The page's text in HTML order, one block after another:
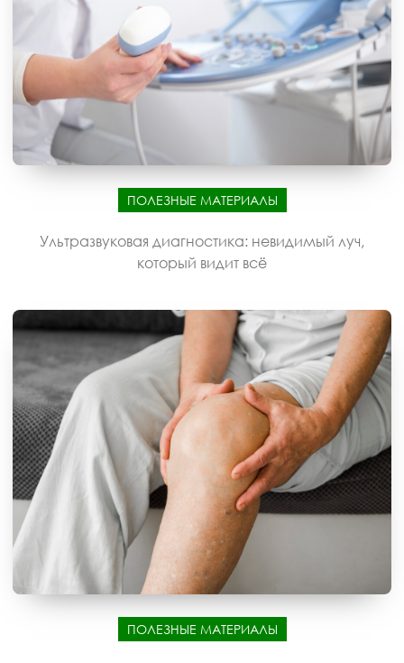
ПОЛЕЗНЫЕ МАТЕРИАЛЫ
Ультразвуковая диагностика: невидимый луч,
который видит всё
ПОЛЕЗНЫЕ МАТЕРИАЛЫ